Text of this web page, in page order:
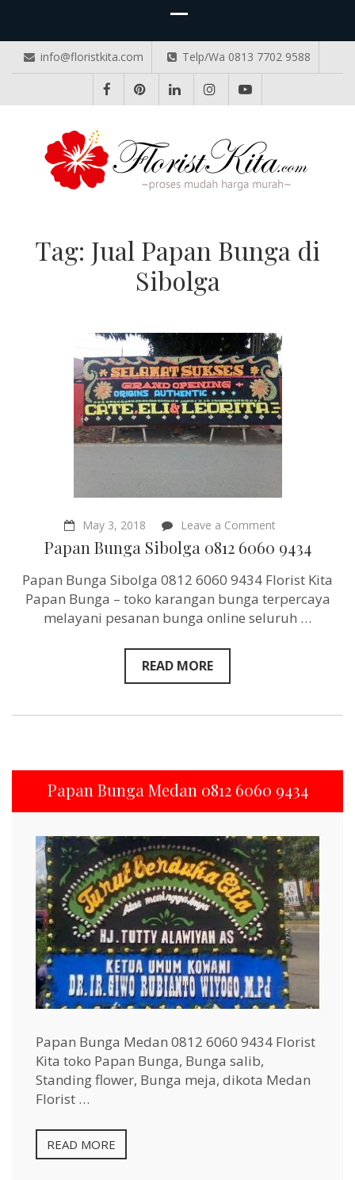
info@floristkita.com Telp/Wa 0813 7702 9588
Tag: Jual Papan Bunga di
Sibolga
May 3, 2018 Leave a Commenton
Bunga
0812
9434
Papan Bunga Sibolga 0812 6060 9434
Papan Bunga Sibolga 0812 6060 9434 Florist Kita
Papan Bunga – toko karangan bunga terpercaya
melayani pesanan bunga online seluruh …
READ MORE
Papan Bunga Medan 0812 6060 9434
Papan Bunga Medan 0812 6060 9434 Florist
Kita toko Papan Bunga, Bunga salib,
Standing flower, Bunga meja, dikota Medan
Florist …
READ MORE